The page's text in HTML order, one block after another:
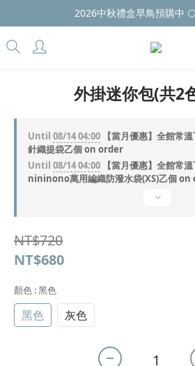
2026中秋禮盒早鳥預購中
外掛迷你包(共2
Until 08/14 04:00 【當月優惠】全館常
針織提袋乙個 on order
Until 08/14 04:00 【當月優惠】全館常
nininono萬用編織防潑水袋(XS)乙個
NT$720
NT$680
顏色 : 黑色
黑色 灰色